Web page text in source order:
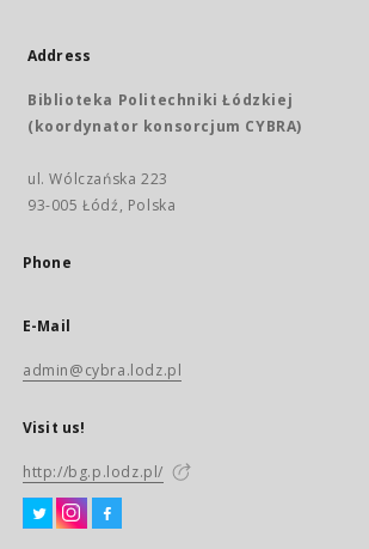
Address
Biblioteka Politechniki Łódzkiej
(koordynator konsorcjum CYBRA)
ul. Wólczańska 223
93-005 Łódź, Polska
Phone
E-Mail
admin@cybra.lodz.pl
Visit us!
http://bg.p.lodz.pl/